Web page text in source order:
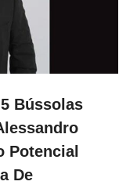
Bússolas
Potencial
De